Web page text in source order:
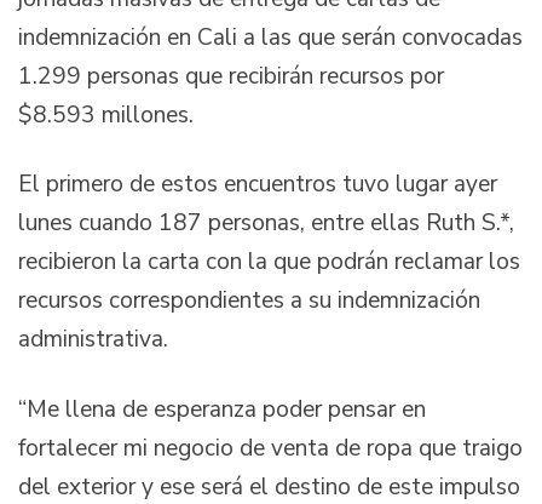
indemnización en Cali a las que serán convocadas
1.299 personas que recibirán recursos por
$8.593 millones.
El primero de estos encuentros tuvo lugar ayer
lunes cuando 187 personas, entre ellas Ruth S.*,
recibieron la carta con la que podrán reclamar los
recursos correspondientes a su indemnización
administrativa.
“Me llena de esperanza poder pensar en
fortalecer mi negocio de venta de ropa que traigo
del exterior y ese será el destino de este impulso